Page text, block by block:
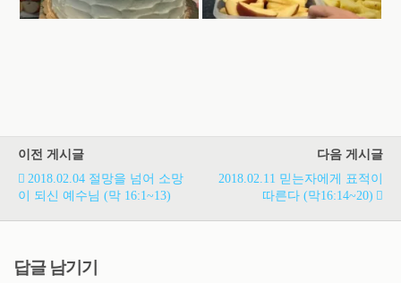
이전 게시글
2018.02.04 절망을 넘어 소망
이 되신 예수님 (막 16:1~13)
다음 게시글
2018.02.11 믿는자에게 표적이
따른다 (막16:14~20)
답글 남기기